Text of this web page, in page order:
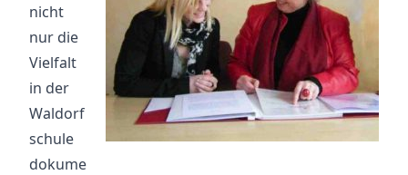
nicht
nur die
Vielfalt
in der
Waldorf
schule
dokume